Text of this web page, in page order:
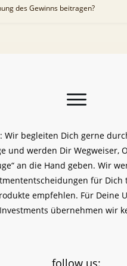
des Gewinns beitragen?
Wir begleiten Dich gerne
und werden Dir Wegweiser,
an die Hand geben. Wir
für Dich
empfehlen. Für Deine
übernehmen wir
follow us: